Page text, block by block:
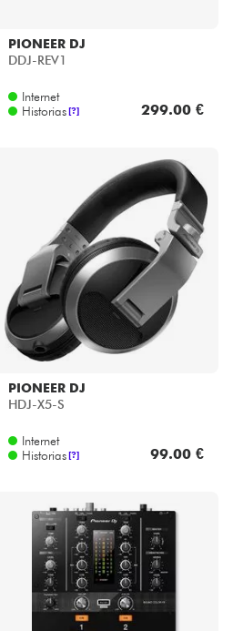
PIONEER DJ
DDJ-REV1
Internet
Historias [?] 299.00 €
PIONEER DJ
HDJ-X5-S
Internet
Historias [?] 99.00 €